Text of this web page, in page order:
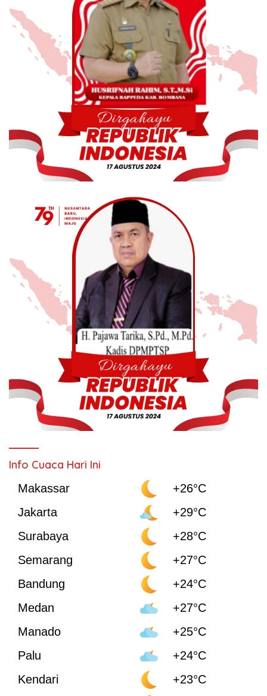
Info Cuaca Hari Ini
Makassar
+26°C
Jakarta
+29°C
Surabaya
+28°C
Semarang
+27°C
Bandung
+24°C
Medan
+27°C
Manado
+25°C
Palu
+24°C
Kendari
+23°C